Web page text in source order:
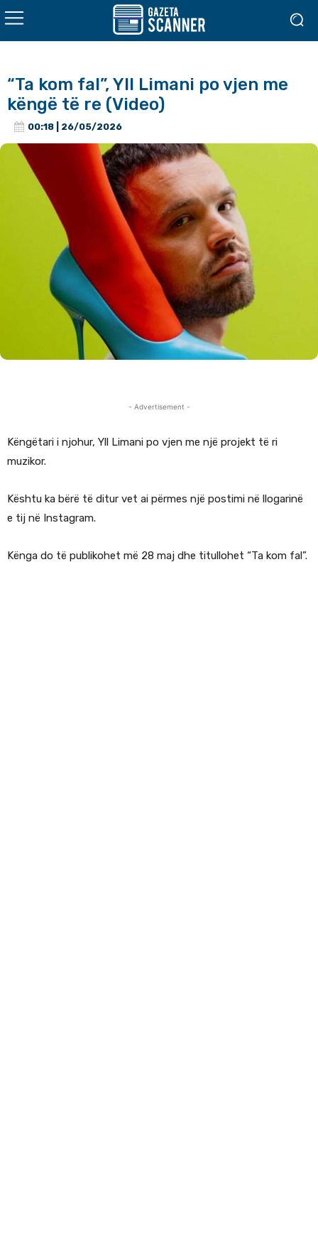
“Ta kom fal”, Yll Limani po vjen me
këngë të re (Video)
00:18 | 26/05/2026
- Advertisement -
Këngëtari i njohur, Yll Limani po vjen me një projekt të ri
muzikor.
Kështu ka bërë të ditur vet ai përmes një postimi në llogarinë
e tij në Instagram.
Kënga do të publikohet më 28 maj dhe titullohet “Ta kom fal”.